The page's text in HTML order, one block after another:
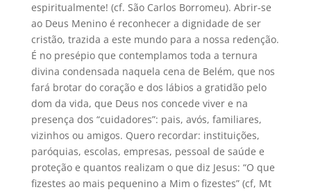
espiritualmente! (cf. São Carlos Borromeu). Abrir-se
ao Deus Menino é reconhecer a dignidade de ser
cristão, trazida a este mundo para a nossa redenção.
É no presépio que contemplamos toda a ternura
divina condensada naquela cena de Belém, que nos
fará brotar do coração e dos lábios a gratidão pelo
dom da vida, que Deus nos concede viver e na
presença dos “cuidadores”: pais, avós, familiares,
vizinhos ou amigos. Quero recordar: instituições,
paróquias, escolas, empresas, pessoal de saúde e
proteção e quantos realizam o que diz Jesus: “O que
fizestes ao mais pequenino a Mim o fizestes” (cf, Mt